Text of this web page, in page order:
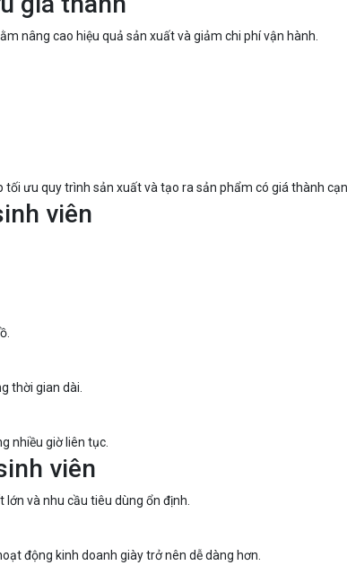
nâng cao hiệu quả sản xuất và giảm chi phí vận hành.
ưu quy trình sản xuất và tạo ra sản phẩm có giá thành
viên
thời gian dài.
nhiều giờ liên tục.
viên
và nhu cầu tiêu dùng ổn định.
động kinh doanh giày trở nên dễ dàng hơn.